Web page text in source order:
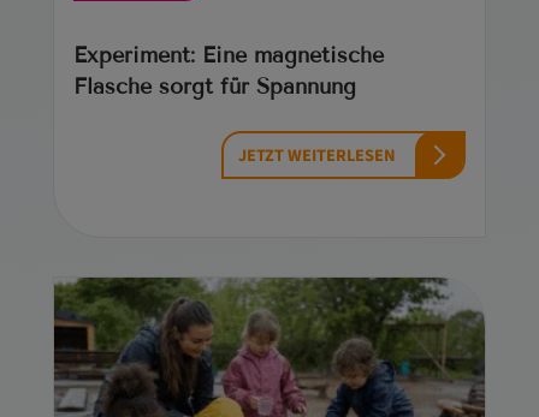
Experiment: Eine magnetische
Flasche sorgt für Spannung
JETZT WEITERLESEN